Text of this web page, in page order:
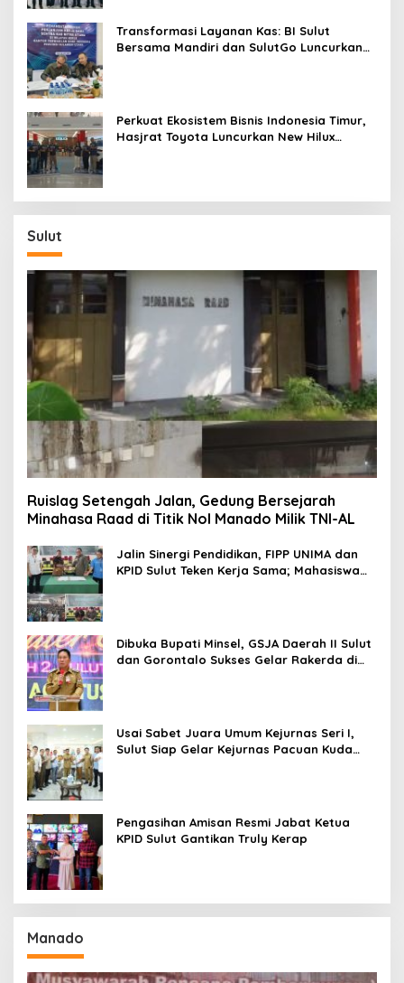
Transformasi Layanan Kas: BI Sulut
Bersama Mandiri dan SulutGo Luncurkan
Perkuat Ekosistem Bisnis Indonesia Timur,
Hasjrat Toyota Luncurkan New Hilux
Sulut
Ruislag Setengah Jalan, Gedung Bersejarah
Minahasa Raad di Titik Nol Manado Milik TNI-AL
Jalin Sinergi Pendidikan, FIPP UNIMA dan
KPID Sulut Teken Kerja Sama; Mahasiswa
Dibuka Bupati Minsel, GSJA Daerah II Sulut
dan Gorontalo Sukses Gelar Rakerda di
Usai Sabet Juara Umum Kejurnas Seri I,
Sulut Siap Gelar Kejurnas Pacuan Kuda
Pengasihan Amisan Resmi Jabat Ketua
KPID Sulut Gantikan Truly Kerap
Manado